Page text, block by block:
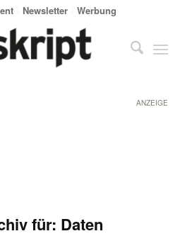
Newsletter Werbung
ANZEIGE
für: Daten